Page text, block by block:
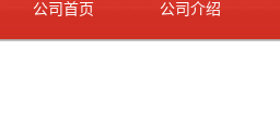
公司首页 公司介绍